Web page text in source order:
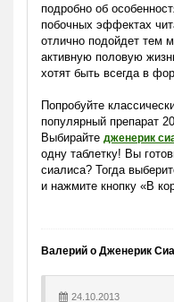
подробно об
побочных эффектах
отлично подойдет тем
активную половую
хотят быть всегда в
Попробуйте
популярный препарат
Выбирайте дженерик
одну таблетку! Вы
сиалиса? Тогда
и нажмите кнопку «В
Валерий о Дженерик
24.10.2013